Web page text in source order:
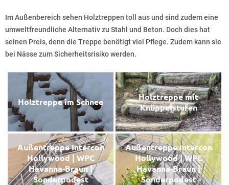
Im Außenbereich sehen Holztreppen toll aus und sind zudem eine
umweltfreundliche Alternativ zu Stahl und Beton. Doch dies hat
seinen Preis, denn die Treppe benötigt viel Pflege. Zudem kann sie
bei Nässe zum Sicherheitsrisiko werden.
Holztreppe im Schnee
Holztreppe mit
Knüppelstufen
Außentreppe Intercon
Hollywood | WPC
Havanna-Braun |
Sonderpodest
Außentreppe Intercon
Hollywood | WPC
Havanna-Braun |
Sonderpodest